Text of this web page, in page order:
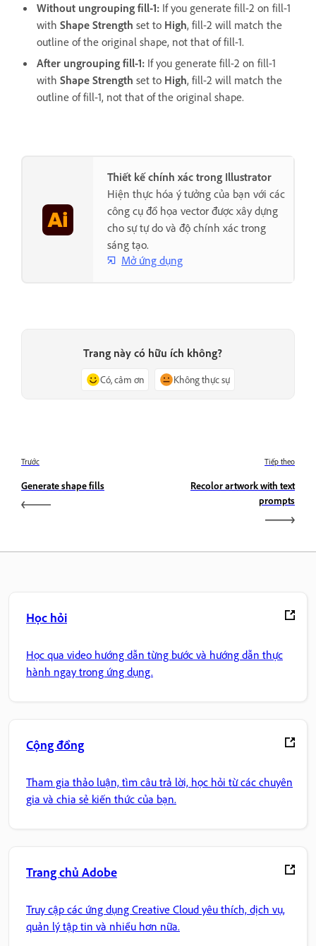
Without ungrouping fill-1: If you generate fill-2 on fill-1
with Shape Strength set to High, fill-2 will match the
outline of the original shape, not that of fill-1.
After ungrouping fill-1: If you generate fill-2 on fill-1
with Shape Strength set to High, fill-2 will match the
outline of fill-1, not that of the original shape.
Thiết kế chính xác trong Illustrator
Hiện thực hóa ý tưởng của bạn với các
công cụ đồ họa vector được xây dựng
cho sự tự do và độ chính xác trong
sáng tạo.
Mở ứng dụng
Trang này có hữu ích không?
Có, cảm ơn Không thực sự
Trước
Generate shape fills
Tiếp theo
Recolor artwork with text
prompts
Học hỏi
Học qua video hướng dẫn từng bước và hướng dẫn thực
hành ngay trong ứng dụng.
Cộng đồng
Tham gia thảo luận, tìm câu trả lời, học hỏi từ các chuyên
gia và chia sẻ kiến thức của bạn.
Trang chủ Adobe
Truy cập các ứng dụng Creative Cloud yêu thích, dịch vụ,
quản lý tập tin và nhiều hơn nữa.